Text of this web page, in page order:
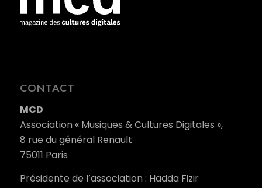
CONTACT
MCD
Association « Musiques & Cultures Digitales »,
8 rue du général Renault
75011 Paris
Présidente de l’association : Hadda Fizir